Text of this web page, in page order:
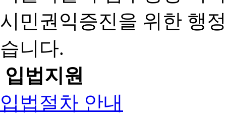
시민권익증진을 위한 행
습니다.
입법지원
입법절차 안내